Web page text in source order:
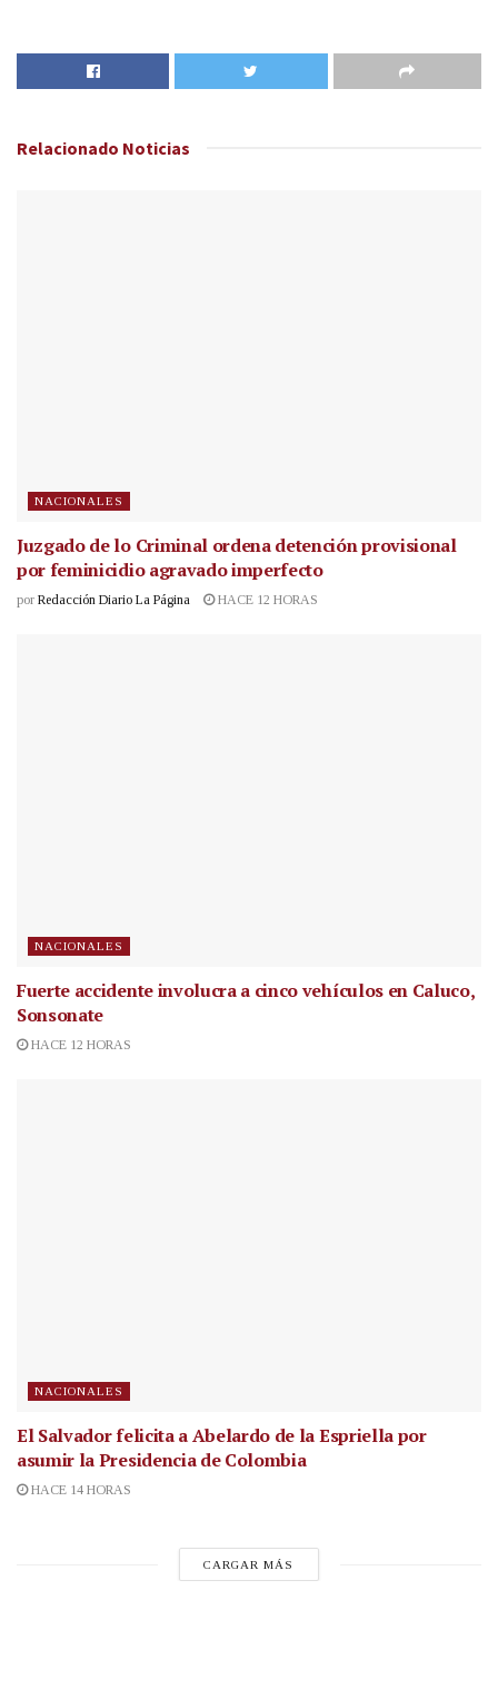
Relacionado Noticias
NACIONALES
Juzgado de lo Criminal ordena detención provisional
por feminicidio agravado imperfecto
por Redacción Diario La Página HACE 12 HORAS
NACIONALES
Fuerte accidente involucra a cinco vehículos en Caluco,
Sonsonate
HACE 12 HORAS
NACIONALES
El Salvador felicita a Abelardo de la Espriella por
asumir la Presidencia de Colombia
HACE 14 HORAS
CARGAR MÁS